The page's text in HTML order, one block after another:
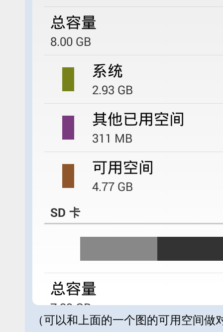
（可以和上面的一个图的可用空间做